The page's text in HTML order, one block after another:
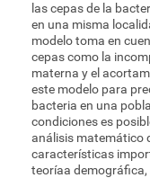
las cepas de la
en una misma
modelo toma en
cepas como la
materna y el
este modelo para
bacteria en una
condiciones es
análisis matemático
características
teoríaa